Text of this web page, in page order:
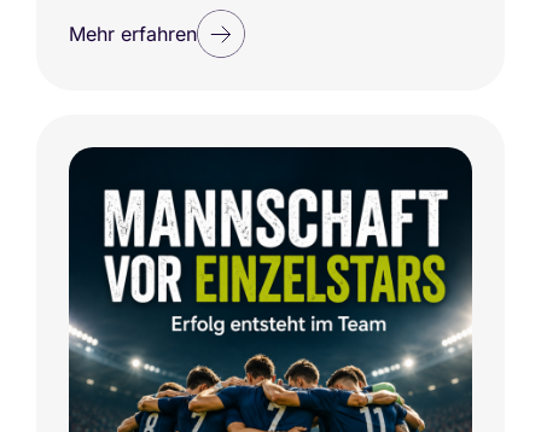
Mehr erfahren